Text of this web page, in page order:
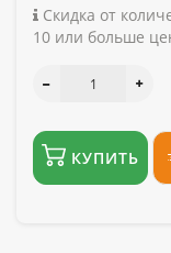
Скидка от
10 или больше
КУПИТЬ